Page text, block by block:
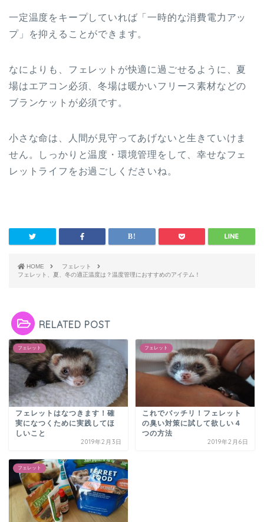
一定温度をキープしていれば「一時的な消費電力アッ
プ」を抑えることができます。
なによりも、フェレットが快適に過ごせるように、夏
場はエアコン必須、冬場は暖かいフリース素材などの
ブランケットが必須です。
小さな命は、人間が見守ってあげないと生きていけま
せん。しっかりと温度・環境管理をして、幸せなフェ
レットライフをお過ごしくださいね。
HOME
フェレット
フェレット、夏、冬の適正温度は？温度管理におすすめのアイテム！
RELATED POST
フェレット
フェレットはなつきます！確
実になつくために実践してほ
しいこと
2019年2月3日
フェレット
これでバッチリ！フェレット
の臭い対策に試して欲しい４
つの方法
2019年2月6日
フェレット